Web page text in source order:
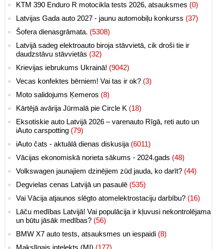
KTM 390 Enduro R motocikla tests 2026, atsauksmes (0)
Latvijas Gada auto 2027 - jaunu automobiļu konkurss (37)
Šofera dienasgrāmata. (5308)
Latvijā sadeg elektroauto biroja stāvvietā, cik droši tie ir
daudzstāvu stāvvietās (32)
Krievijas iebrukums Ukrainā! (9042)
Vecas konfektes bērniem! Vai tas ir ok? (3)
Moto salidojums Ķemeros (8)
Kārtējā avārija Jūrmalā pie Circle K (18)
Eksotiskie auto Latvijā 2026 – varenauto Rīgā, reti auto un
iAuto carspotting (79)
iAuto čats - aktuālā dienas diskusija (6011)
Vācijas ekonomiskā norieta sākums - 2024.gads (48)
Volkswagen jaunajiem dzinējiem zūd jauda, ko darīt? (44)
Degvielas cenas Latvijā un pasaulē (535)
Vai Vācija atjaunos slēgto atomelektrostaciju darbību? (16)
Lāču medības Latvijā! Vai populācija ir kļuvusi nekontrolējama
un būtu jāsāk medības? (56)
BMW X7 auto tests, atsauksmes un iespaidi (8)